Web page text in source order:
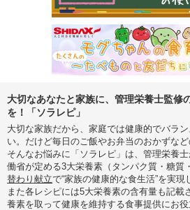
大切なあなたと家族に、管理栄養士監修
を！「ソラレピ」
大切な家族だから、家庭では健康的でバラ
い。だけど毎日のご飯やお弁当のおかずな
そんなお悩みに「ソラレピ」は、管理栄養
働省が定める3大栄養素（タンパク質・糖質
替わり献立で“家族の健康的な食生活”を実現
また各レシピには5大栄養素の含有量も記載
養素を取って健康を維持する食事提供にお役